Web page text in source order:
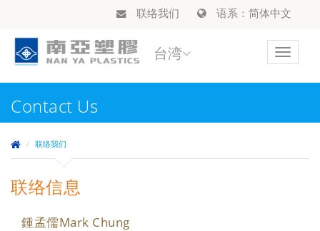
联络我们 语系：简体中文
Toggle
台湾
Contact Us
联络我们
联络信息
鍾孟儒Mark Chung